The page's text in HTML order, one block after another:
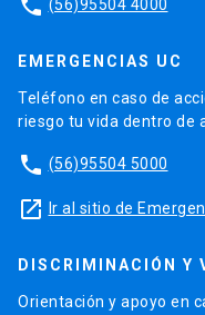
phone (56)95504 4000
EMERGENCIAS UC
Teléfono en caso de
riesgo tu vida dentro de
phone (56)95504 5000
launch Ir al sitio de
DISCRIMINACIÓN Y
Orientación y apoyo en